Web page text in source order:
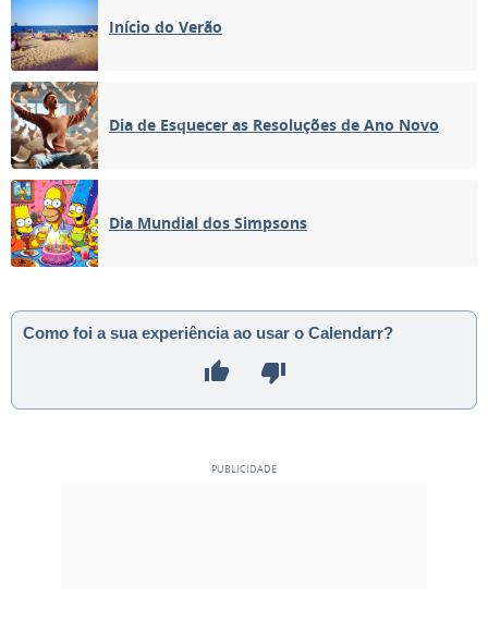
Início do Verão
Dia de Esquecer as Resoluções de Ano Novo
Dia Mundial dos Simpsons
Como foi a sua experiência ao usar o Calendarr?